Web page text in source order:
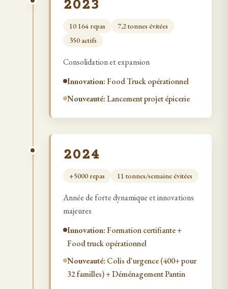
2023
10 164 repas
7,2 tonnes évitées
350 actifs
Consolidation et expansion
Innovation:Food Truck opérationnel
Nouveauté:Lancement projet épicerie
2024
+5000 repas 11 tonnes/semaine évitées
Année de forte dynamique et innovations
majeures
Innovation:Formation certifiante +
Food truck opérationnel
Nouveauté: Colis d'urgence (400+ pour
32 familles) + Déménagement Pantin